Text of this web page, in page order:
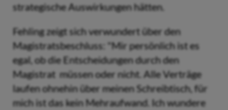
strategische Auswirkungen hätten.
Fehling zeigt sich verwundert über den
Magistratsbeschluss: "Mir persönlich ist es
egal, ob die Entscheidungen durch den
Magistrat müssen oder nicht. Alle Verträge
laufen ohnehin über meinen Schreibtisch, für
mich ist das kein Mehraufwand. Ich wundere